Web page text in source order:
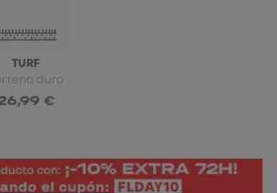
TURF
duro
€